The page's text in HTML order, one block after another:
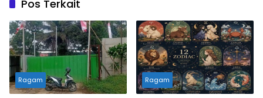
Pos Terkait
Ragam Ragam